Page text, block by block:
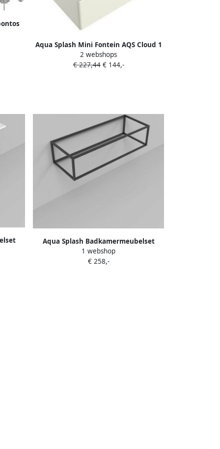
Aqua Splash Mini Fontein AQS Cloud 1
Kraangat 29x23 cm Zonder Overloop
Mat Wit
2 webshops
€ 227,44€ 144,-
Aqua Splash Badkamermeubelset
Industrieel AQS Frame Hangend 120
Mat Zwart Aluminium
1 webshop
€ 258,-